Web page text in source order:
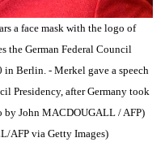
a face mask with the logo of
the German Federal Council
in Berlin. - Merkel gave a speech
Presidency, after Germany took
by John MACDOUGALL / AFP)
AFP via Getty Images)